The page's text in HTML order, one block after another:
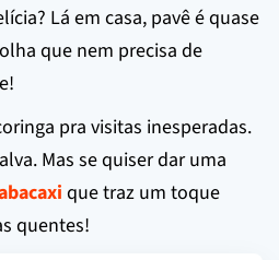
Lá em casa, pavê é quase
que nem precisa de
pra visitas inesperadas.
Mas se quiser dar uma
que traz um toque
quentes!